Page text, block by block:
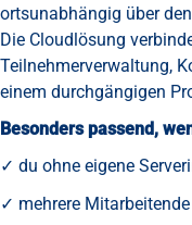
ortsunabhängig über
Die Cloudlösung
Teilnehmerverwaltung,
einem durchgängigen
Besonders passend,
✓ du ohne eigene
✓ mehrere